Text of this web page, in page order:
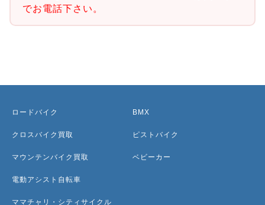
でお電話下さい。
ロードバイク
クロスバイク買取
マウンテンバイク買取
電動アシスト自転車
ママチャリ・シティサイクル
BMX
ピストバイク
ベビーカー